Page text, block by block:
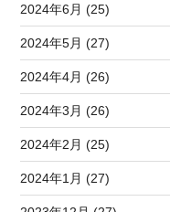
2024年6月 (25)
2024年5月 (27)
2024年4月 (26)
2024年3月 (26)
2024年2月 (25)
2024年1月 (27)